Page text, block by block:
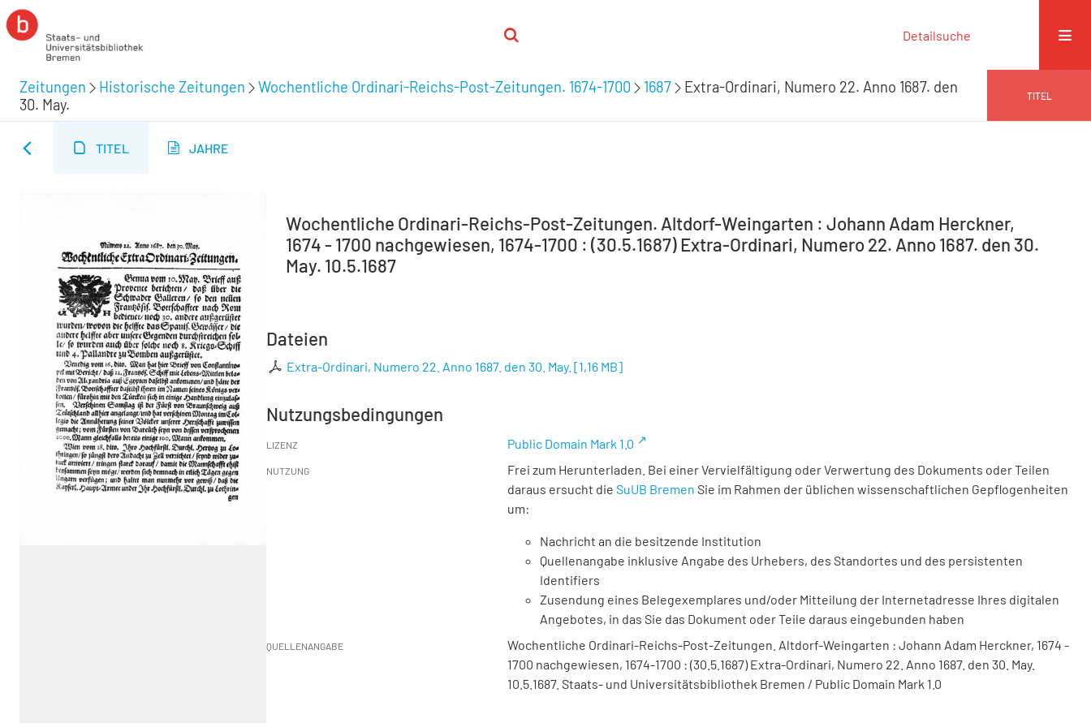
Detailsuche
Zeitungen Historische Zeitungen Wochentliche Ordinari-Reichs-Post-Zeitungen. 1674-1700 1687
Extra-Ordinari, Numero 22. Anno 1687. den
30. May.
TITEL
TITEL JAHRE
Wochentliche Ordinari-Reichs-Post-Zeitungen. Altdorf-Weingarten : Johann Adam Herckner,
1674 - 1700 nachgewiesen, 1674-1700 : (30.5.1687) Extra-Ordinari, Numero 22. Anno 1687. den 30.
May. 10.5.1687
Dateien
Extra-Ordinari, Numero 22. Anno 1687. den 30. May. [1,16 MB]
Nutzungsbedingungen
LIZENZ Public Domain Mark 1.0
NUTZUNG
Frei zum Herunterladen. Bei einer Vervielfältigung oder Verwertung des Dokuments oder Teilen
daraus ersucht die SuUB Bremen Sie im Rahmen der üblichen wissenschaftlichen Gepflogenheiten
um:
Nachricht an die besitzende Institution
Quellenangabe inklusive Angabe des Urhebers, des Standortes und des persistenten
Identifiers
Zusendung eines Belegexemplares und/oder Mitteilung der Internetadresse Ihres digitalen
Angebotes, in das Sie das Dokument oder Teile daraus eingebunden haben
QUELLENANGABE
Wochentliche Ordinari-Reichs-Post-Zeitungen. Altdorf-Weingarten : Johann Adam Herckner, 1674 -
1700 nachgewiesen, 1674-1700 : (30.5.1687) Extra-Ordinari, Numero 22. Anno 1687. den 30. May.
10.5.1687. Staats- und Universitätsbibliothek Bremen / Public Domain Mark 1.0